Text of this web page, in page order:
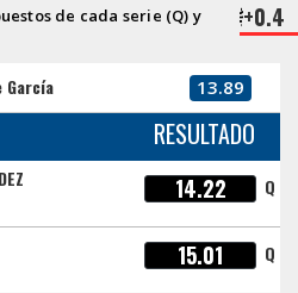
de cada serie (Q) y
+0.4
García 13.89
RESULTADO
14.22 Q
15.01 Q